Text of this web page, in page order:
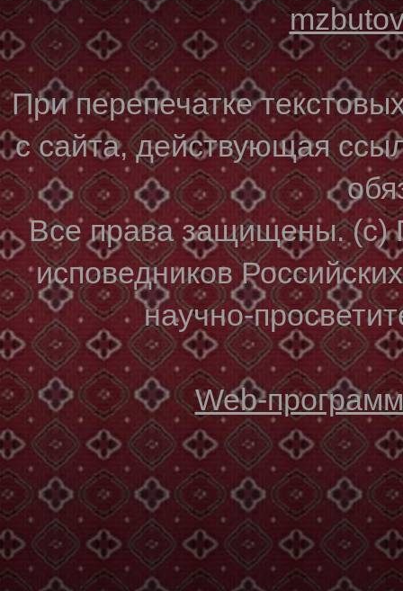
При перепечатке
с сайта, действующая
Все права защищены. (с)
исповедников
научно-
Web-